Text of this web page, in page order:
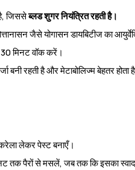
है, जिससेब्लड शुगर नियंत्रित रहती है।
जैसे योगासन डायबिटीज का
मिनट वॉक करें।
बनी रहती है और मेटाबोलिज्म बेहतर होता
लेकर पेस्ट बनाएँ।
तक पैरों से मसलें, जब तक कि इसका